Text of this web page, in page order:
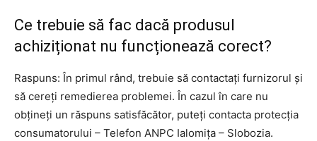
Ce trebuie să fac dacă produsul
achiziționat nu funcționează corect?
Raspuns: În primul rând, trebuie să contactați furnizorul și
să cereți remedierea problemei. În cazul în care nu
obțineți un răspuns satisfăcător, puteți contacta protecția
consumatorului – Telefon ANPC Ialomița – Slobozia.